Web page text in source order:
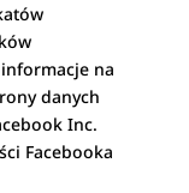
na
danych
Inc.
Facebooka